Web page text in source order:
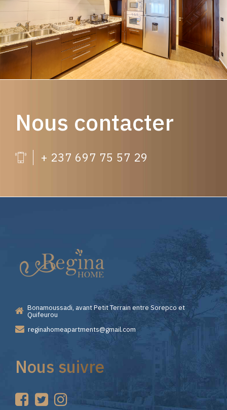
Nous contacter
+ 237 697 75 57 29
Casino
—
Premiers
Pas
sur
Bonamoussadi, avant Petit Terrain entre Sorepco et
Quifeurou
reginahomeapartments@gmail.com
Nous suivre